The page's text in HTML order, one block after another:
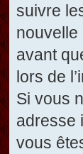
suivre
nouvelle
avant
lors de
Si vous
adresse
vous